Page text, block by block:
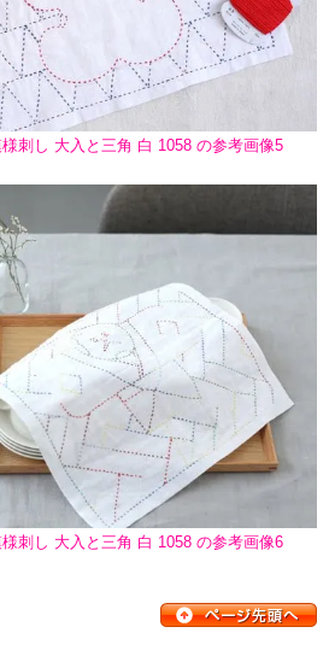
刺し 大入と三角 白 1058 の参考画像5
刺し 大入と三角 白 1058 の参考画像6